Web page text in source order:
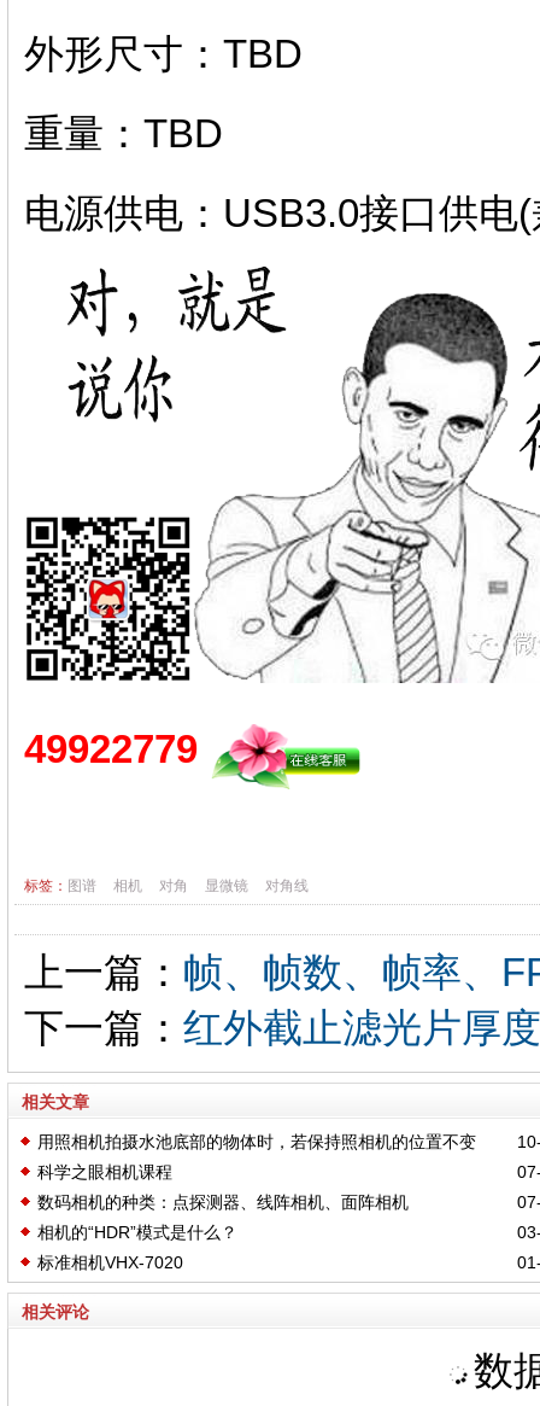
外形尺寸：TBD
重量：TBD
电源供电：USB3.0接口供电
49922779
标签： 图谱 相机 对角 显微镜 对角线
上一篇： 帧、帧数、帧率、
下一篇： 红外截止滤光片厚
相关文章
用照相机拍摄水池底部的物体时，若保持照相机的位置不变
科学之眼相机课程
数码相机的种类：点探测器、线阵相机、面阵相机
相机的“HDR”模式是什么？
标准相机VHX-7020
相关评论
数